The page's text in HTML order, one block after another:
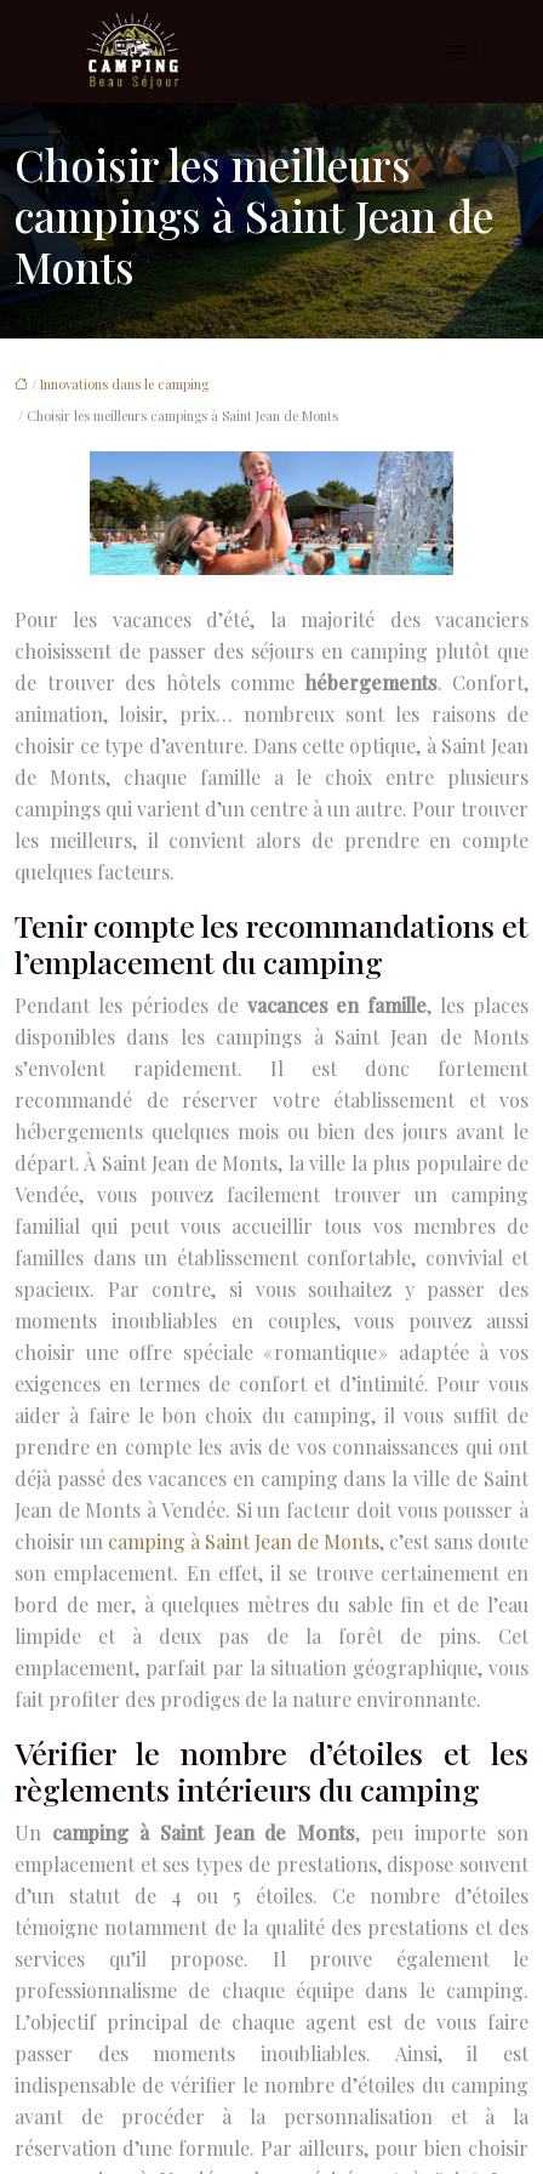
Choisir les meilleurs
campings à Saint Jean de
Monts
/ Innovations dans le camping
/ Choisir les meilleurs campings à Saint Jean de Monts
Pour les vacances d’été, la majorité des vacanciers
choisissent de passer des séjours en camping plutôt que
de trouver des hôtels comme hébergements. Confort,
animation, loisir, prix… nombreux sont les raisons de
choisir ce type d’aventure. Dans cette optique, à Saint Jean
de Monts, chaque famille a le choix entre plusieurs
campings qui varient d’un centre à un autre. Pour trouver
les meilleurs, il convient alors de prendre en compte
quelques facteurs.
Tenir compte les recommandations et
l’emplacement du camping
Pendant les périodes de vacances en famille, les places
disponibles dans les campings à Saint Jean de Monts
s’envolent rapidement. Il est donc fortement
recommandé de réserver votre établissement et vos
hébergements quelques mois ou bien des jours avant le
départ. À Saint Jean de Monts, la ville la plus populaire de
Vendée, vous pouvez facilement trouver un camping
familial qui peut vous accueillir tous vos membres de
familles dans un établissement confortable, convivial et
spacieux. Par contre, si vous souhaitez y passer des
moments inoubliables en couples, vous pouvez aussi
choisir une offre spéciale « romantique » adaptée à vos
exigences en termes de confort et d’intimité. Pour vous
aider à faire le bon choix du camping, il vous suffit de
prendre en compte les avis de vos connaissances qui ont
déjà passé des vacances en camping dans la ville de Saint
Jean de Monts à Vendée. Si un facteur doit vous pousser à
choisir un camping à Saint Jean de Monts, c’est sans doute
son emplacement. En effet, il se trouve certainement en
bord de mer, à quelques mètres du sable fin et de l’eau
limpide et à deux pas de la forêt de pins. Cet
emplacement, parfait par la situation géographique, vous
fait profiter des prodiges de la nature environnante.
Vérifier le nombre d’étoiles et les
règlements intérieurs du camping
Un camping à Saint Jean de Monts, peu importe son
emplacement et ses types de prestations, dispose souvent
d’un statut de 4 ou 5 étoiles. Ce nombre d’étoiles
témoigne notamment de la qualité des prestations et des
services qu’il propose. Il prouve également le
professionnalisme de chaque équipe dans le camping.
L’objectif principal de chaque agent est de vous faire
passer des moments inoubliables. Ainsi, il est
indispensable de vérifier le nombre d’étoiles du camping
avant de procéder à la personnalisation et à la
réservation d’une formule. Par ailleurs, pour bien choisir